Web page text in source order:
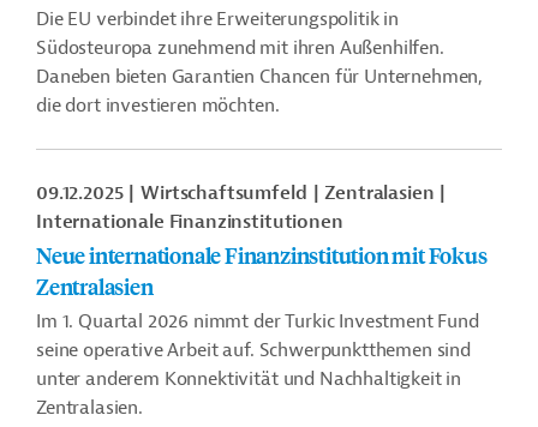
Die EU verbindet ihre Erweiterungspolitik in
Südosteuropa zunehmend mit ihren Außenhilfen.
Daneben bieten Garantien Chancen für Unternehmen,
die dort investieren möchten.
09.12.2025 Wirtschaftsumfeld
Zentralasien
Internationale Finanzinstitutionen
Neue internationale Finanzinstitution mit Fokus
Zentralasien
Im 1. Quartal 2026 nimmt der Turkic Investment Fund
seine operative Arbeit auf. Schwerpunktthemen sind
unter anderem Konnektivität und Nachhaltigkeit in
Zentralasien.